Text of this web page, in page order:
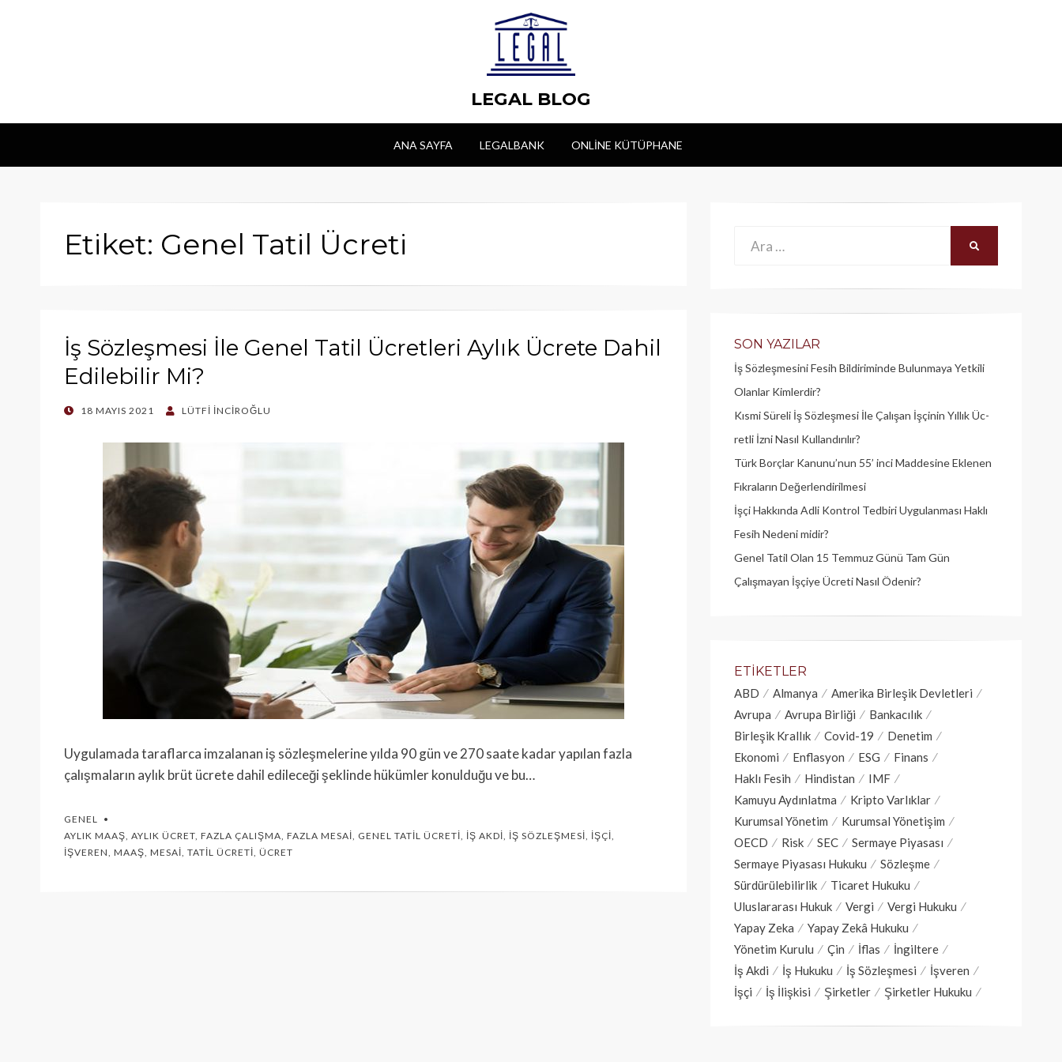
LEGAL BLOG
ANA SAYFA LEGALBANK ONLINE KÜTÜPHANE
Etiket: Genel Tatil Ücreti
İş Sözleşmesi İle Genel Tatil Ücretleri Aylık Ücrete Dahil
Edilebilir Mi?
POSTED
18 MAYIS 2021 LÜTFI İNCIROĞLU
Uygulamada taraflarca imzalanan iş sözleşmelerine yılda 90 gün ve 270 saate kadar yapılan fazla
çalışmaların aylık brüt ücrete dahil edileceği şeklinde hükümler konulduğu ve bu…
GENEL
AYLIK MAAŞ, AYLIK ÜCRET, FAZLA ÇALIŞMA, FAZLA MESAI, GENEL TATIL ÜCRETI, İŞ AKDI, İŞ SÖZLEŞMESI, İŞÇI,
İŞVEREN, MAAŞ, MESAI, TATIL ÜCRETI, ÜCRET
Ara:
SON YAZILAR
İş Sözleşmesini Fesih Bildiriminde Bulunmaya Yetkili
Olanlar Kimlerdir?
Kısmi Süreli İş Sözleşmesi İle Çalışan İşçinin Yıllık Üc­
retli İzni Nasıl Kullandırılır?
Türk Borçlar Kanunu’nun 55’ inci Maddesine Eklenen
Fıkraların Değerlendirilmesi
İşçi Hakkında Adli Kontrol Tedbiri Uygulanması Haklı
Fesih Nedeni midir?
Genel Tatil Olan 15 Temmuz Günü Tam Gün
Çalışmayan İşçiye Ücreti Nasıl Ödenir?
ETIKETLER
ABD Almanya
Amerika Birleşik Devletleri
Avrupa
Avrupa Birliği
Bankacılık
Birleşik Krallık
Covid-19
Denetim
Ekonomi
Enflasyon ESG
Finans
Haklı Fesih
Hindistan
IMF
Kamuyu Aydınlatma
Kripto Varlıklar
Kurumsal Yönetim
Kurumsal Yönetişim
OECD
Risk SEC
Sermaye Piyasası
Sermaye Piyasası Hukuku
Sözleşme
Sürdürülebilirlik
Ticaret Hukuku
Uluslararası Hukuk
Vergi
Vergi Hukuku
Yapay Zeka
Yapay Zekâ Hukuku
Yönetim Kurulu
Çin İflas
İngiltere
İş Akdi
İş Hukuku İş Sözleşmesi
İşveren
İşçi
İş İlişkisi Şirketler Şirketler Hukuku